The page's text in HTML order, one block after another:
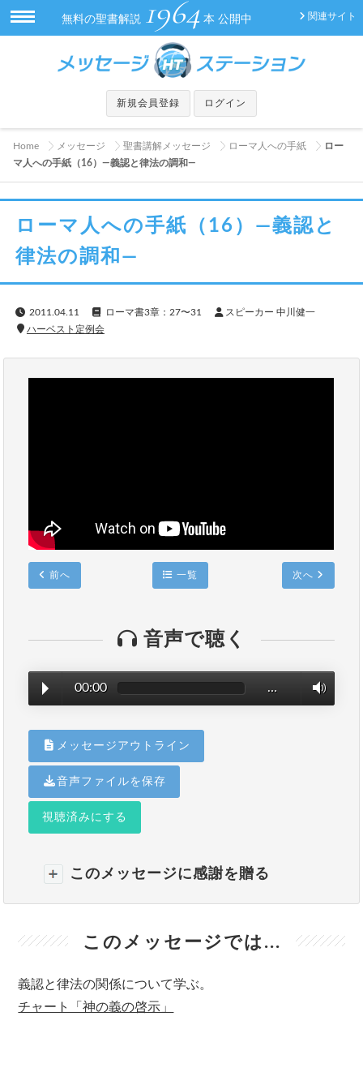
関連サイト
無料の聖書解説 1964 本 公開中
新規会員登録 ログイン
Home メッセージ 聖書講解メッセージ ローマ人への手紙
ロー
マ人への手紙（16）—義認と律法の調和—
ローマ人への手紙（16）—義認と
律法の調和—
2011.04.11 ローマ書3章：27〜31
スピーカー 中川健一
ハーベスト定例会
前へ 一覧 次へ
音声で聴く
00:00 …
メッセージアウトライン
音声ファイルを保存
視聴済みにする
このメッセージに感謝を贈る
このメッセージでは...
義認と律法の関係について学ぶ。
チャート「神の義の啓示」